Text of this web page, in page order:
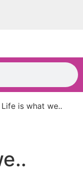
is what we..